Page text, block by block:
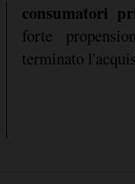
consumatori
forte
terminato